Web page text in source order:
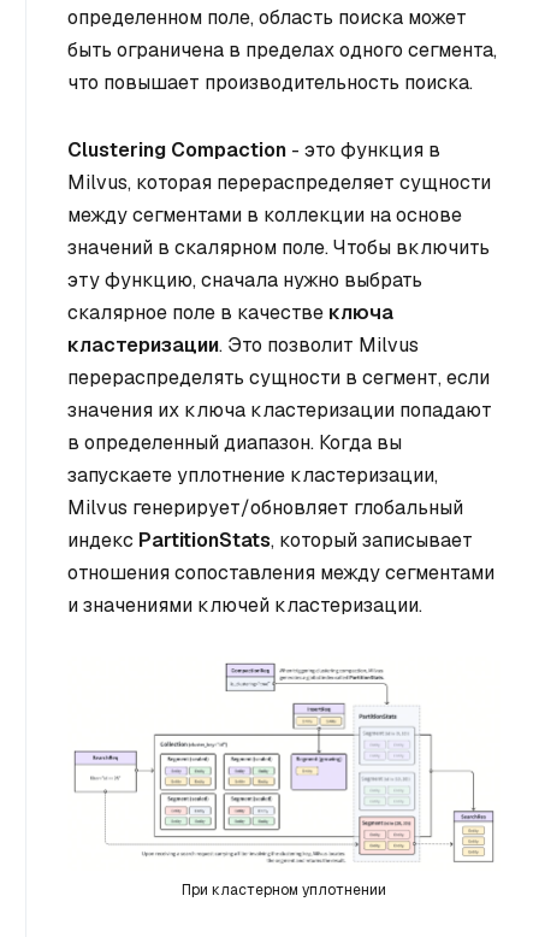
определенном поле, область поиска может
быть ограничена в пределах одного сегмента,
что повышает производительность поиска.
Clustering Compaction - это функция в
Milvus, которая перераспределяет сущности
между сегментами в коллекции на основе
значений в скалярном поле. Чтобы включить
эту функцию, сначала нужно выбрать
скалярное поле в качестве ключа
кластеризации. Это позволит Milvus
перераспределять сущности в сегмент, если
значения их ключа кластеризации попадают
в определенный диапазон. Когда вы
запускаете уплотнение кластеризации,
Milvus генерирует/обновляет глобальный
индекс PartitionStats, который записывает
отношения сопоставления между сегментами
и значениями ключей кластеризации.
При кластерном уплотнении